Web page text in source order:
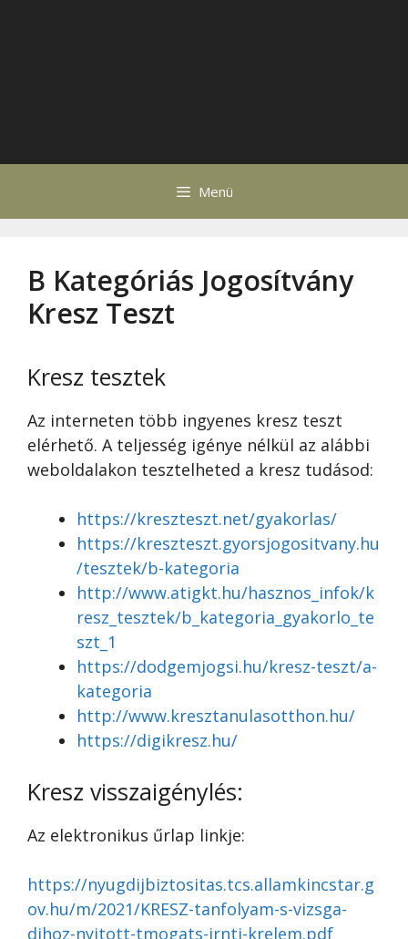
Menü
B Kategóriás Jogosítvány
Kresz Teszt
Kresz tesztek
Az interneten több ingyenes kresz teszt
elérhető. A teljesség igénye nélkül az alábbi
weboldalakon tesztelheted a kresz tudásod:
https://kreszteszt.net/gyakorlas/
https://kreszteszt.gyorsjogositvany.hu
/tesztek/b-kategoria
http://www.atigkt.hu/hasznos_infok/k
resz_tesztek/b_kategoria_gyakorlo_te
szt_1
https://dodgemjogsi.hu/kresz-teszt/a-
kategoria
http://www.kresztanulasotthon.hu/
https://digikresz.hu/
Kresz visszaigénylés:
Az elektronikus űrlap linkje:
https://nyugdijbiztositas.tcs.allamkincstar.g
ov.hu/m/2021/KRESZ-tanfolyam-s-vizsga-
djhoz-nyjtott-tmogats-irnti-krelem.pdf